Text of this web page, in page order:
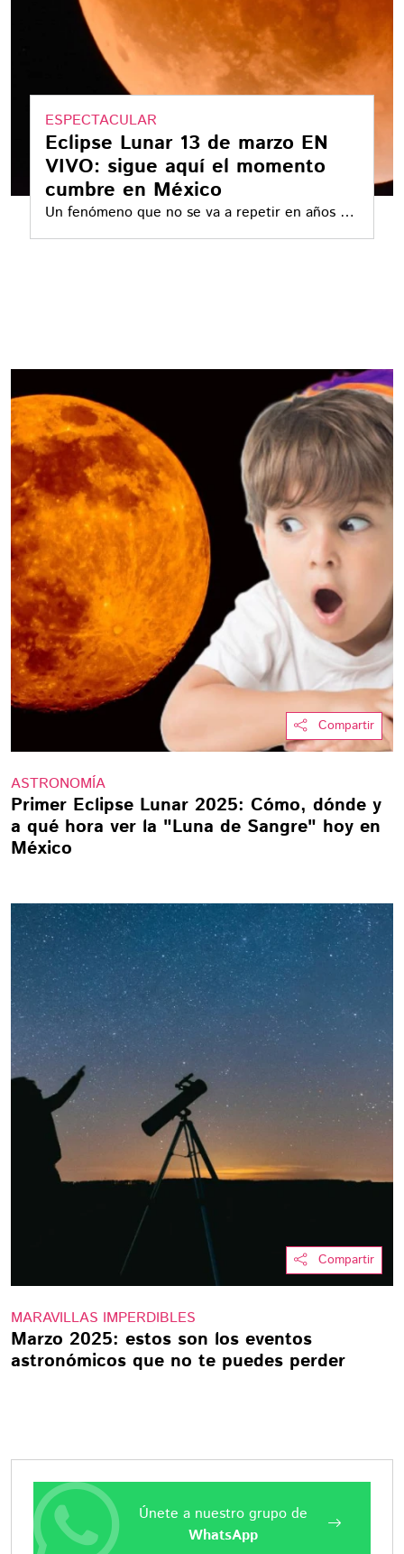
ESPECTACULAR
Eclipse Lunar 13 de marzo EN
VIVO: sigue aquí el momento
cumbre en México
Un fenómeno que no se va a repetir en años y
tienes que estar muy pendiente al cielo
Compartir
ASTRONOMÍA
Primer Eclipse Lunar 2025: Cómo, dónde y
a qué hora ver la "Luna de Sangre" hoy en
México
Compartir
MARAVILLAS IMPERDIBLES
Marzo 2025: estos son los eventos
astronómicos que no te puedes perder
Únete a nuestro grupo de
WhatsApp